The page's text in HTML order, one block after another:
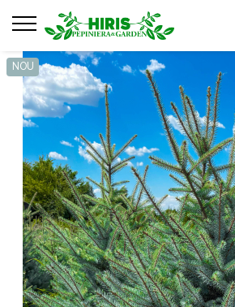
Servicii
Servicii de peisagistică și amenajări
spații verzi
Plantare arbori și arbuști – servicii
profesionale
Montare gazon prin însamanțare și
gazon rulou
Mentenanță Spații Verzi pentru
Complexe Rezidențiale și Asociații
Sisteme de irigații și aspersie – montaj
profesional
Curățenie spații exterioare
NOU